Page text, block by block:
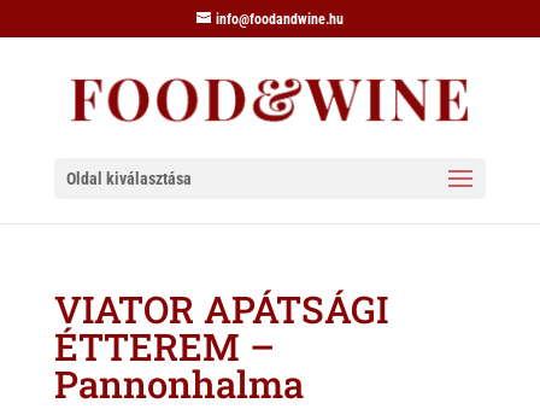
info@foodandwine.hu
Oldal kiválasztása
VIATOR APÁTSÁGI
ÉTTEREM –
Pannonhalma